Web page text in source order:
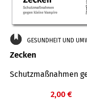
GESUNDHEIT UND
Zecken
Schutz­maß­nahmen
2,00 €